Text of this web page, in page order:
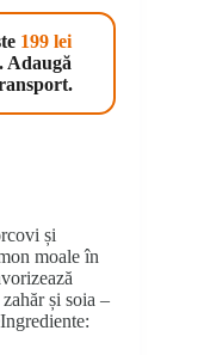
199 lei
Adaugă
și
moale în
și soia –